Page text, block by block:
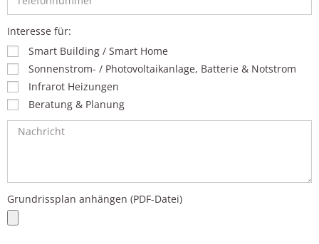
Interesse für:
Smart Building / Smart Home
Sonnenstrom- / Photovoltaikanlage, Batterie & Notstrom
Infrarot Heizungen
Beratung & Planung
Grundrissplan anhängen (PDF-Datei)